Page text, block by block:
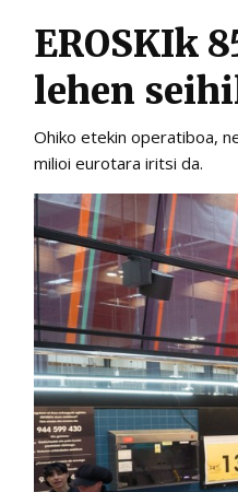
EROSKIk
lehen
Ohiko etekin operatiboa,
milioi eurotara iritsi da.